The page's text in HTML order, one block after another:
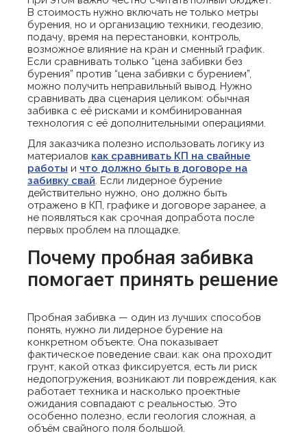
В стоимость нужно включать не только метры
бурения, но и организацию техники, геодезию,
подачу, время на перестановки, контроль,
возможное влияние на кран и сменный график.
Если сравнивать только “цена забивки без
бурения” против “цена забивки с бурением”,
можно получить неправильный вывод. Нужно
сравнивать два сценария целиком: обычная
забивка с её рисками и комбинированная
технология с её дополнительными операциями.
Для заказчика полезно использовать логику из
материалов как сравнивать КП на свайные
работы и что должно быть в договоре на
забивку свай. Если лидерное бурение
действительно нужно, оно должно быть
отражено в КП, графике и договоре заранее, а
не появляться как срочная допработа после
первых проблем на площадке.
Почему пробная забивка
помогает принять решение
Пробная забивка — один из лучших способов
понять, нужно ли лидерное бурение на
конкретном объекте. Она показывает
фактическое поведение сваи: как она проходит
грунт, какой отказ фиксируется, есть ли риск
недопогружения, возникают ли повреждения, как
работает техника и насколько проектные
ожидания совпадают с реальностью. Это
особенно полезно, если геология сложная, а
объём свайного поля большой.